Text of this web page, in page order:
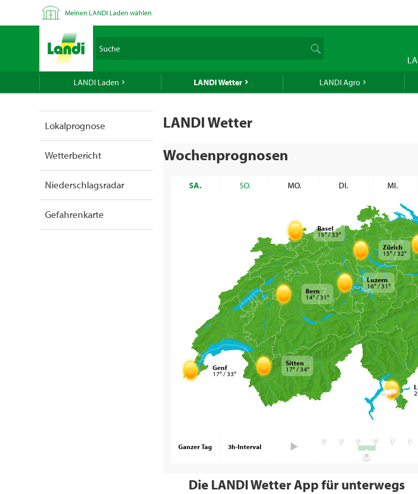
Meinen LANDI Laden wählen
LANDI Laden LANDI Wetter LANDI Agro
Lokalprognose
Wetterbericht
Niederschlagsradar
Gefahrenkarte
LANDI Wetter
Wochenprognosen
SA. SO. MO. DI. MI.
Genf
17° / 33°
Sitten
17° / 34°
Bern
14° / 31°
Basel
15° / 33°
Zürich
15° / 32°
Luzern
16° / 31°
Ganzer Tag 3h-Interval
00 03 06 09 12 15
Die LANDI Wetter App für unterwegs
Um das genaue Lieferdatum von diesem Artikel ermitteln zu
verwenden PLZ/Ort aus Ihrer erfassten Lieferadresse.
LANDI verkauft generell keinen Alkohol an Jugendliche unter 16
Spirituosen gilt die Altersgrenze von 18 Jahren. Mit der Angabe
geben Sie uns verbindlich Ihr Alter an.